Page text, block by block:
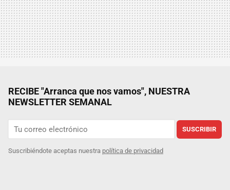
RECIBE "Arranca que nos vamos", NUESTRA
NEWSLETTER SEMANAL
SUSCRIBIR
Suscribiéndote aceptas nuestra política de privacidad